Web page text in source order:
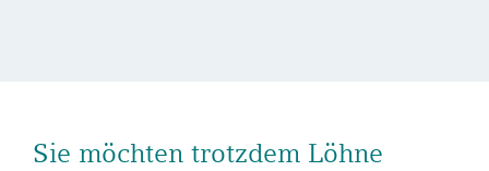
Sie möchten trotzdem Löhne